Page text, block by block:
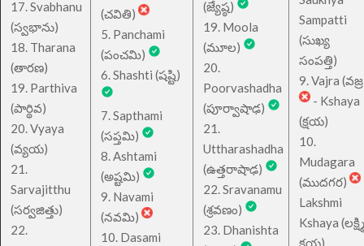
17. Svabhanu
(స్వభాను)
18. Tharana
(తారణ)
19. Parthiva
(పార్థివ)
20. Vyaya
(వ్యయ)
21.
Sarvajitthu
(సర్వజిత్తు)
22.
(చవితి)
5. Panchami
(పంచమి)
6. Shashti (షష్టి)
7. Sapthami
(సప్తమి)
8. Ashtami
(అష్టమి)
9. Navami
(నవమి)
10. Dasami
(జ్యేష్ఠ)
19. Moola
(మూల)
20.
Poorvashadha
(పూర్వాషాఢ)
21.
Uttharashadha
(ఉత్తరాషాఢ)
22. Sravanamu
(శ్రవణం)
23. Dhanishta
Sampatti
(సుఖ్య
సంపత్తి)
9. Vajra
- Kshaya
(క్షయ)
10.
Mudagara
(ముదగర)
Lakshmi
Kshaya (లక్ష్మి
క్షయ)